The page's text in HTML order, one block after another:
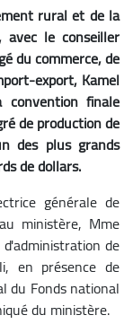
rural et de la
avec le conseiller
du commerce, de
export, Kamel
finale
de production de
des plus grands
de dollars.
générale de
ministère, Mme
de
en présence de
du Fonds national
du ministère.